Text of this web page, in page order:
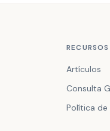
RECURSOS
Artículos
Consulta
Política de